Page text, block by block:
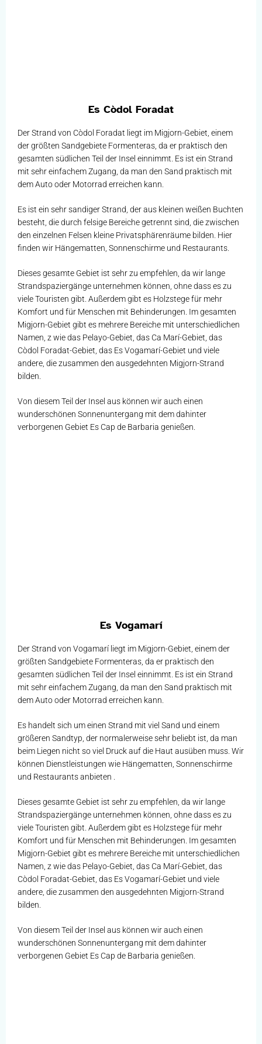
Es Còdol Foradat
Der Strand von Còdol Foradat liegt im Migjorn-Gebiet, einem
der größten Sandgebiete Formenteras, da er praktisch den
gesamten südlichen Teil der Insel einnimmt. Es ist ein Strand
mit sehr einfachem Zugang, da man den Sand praktisch mit
dem Auto oder Motorrad erreichen kann.
Es ist ein sehr sandiger Strand, der aus kleinen weißen Buchten
besteht, die durch felsige Bereiche getrennt sind, die zwischen
den einzelnen Felsen kleine Privatsphärenräume bilden. Hier
finden wir Hängematten, Sonnenschirme und Restaurants.
Dieses gesamte Gebiet ist sehr zu empfehlen, da wir lange
Strandspaziergänge unternehmen können, ohne dass es zu
viele Touristen gibt. Außerdem gibt es Holzstege für mehr
Komfort und für Menschen mit Behinderungen. Im gesamten
Migjorn-Gebiet gibt es mehrere Bereiche mit unterschiedlichen
Namen, z wie das Pelayo-Gebiet, das Ca Marí-Gebiet, das
Còdol Foradat-Gebiet, das Es Vogamarí-Gebiet und viele
andere, die zusammen den ausgedehnten Migjorn-Strand
bilden.
Von diesem Teil der Insel aus können wir auch einen
wunderschönen Sonnenuntergang mit dem dahinter
verborgenen Gebiet Es Cap de Barbaria genießen.
Es Vogamarí
Der Strand von Vogamarí liegt im Migjorn-Gebiet, einem der
größten Sandgebiete Formenteras, da er praktisch den
gesamten südlichen Teil der Insel einnimmt. Es ist ein Strand
mit sehr einfachem Zugang, da man den Sand praktisch mit
dem Auto oder Motorrad erreichen kann.
Es handelt sich um einen Strand mit viel Sand und einem
größeren Sandtyp, der normalerweise sehr beliebt ist, da man
beim Liegen nicht so viel Druck auf die Haut ausüben muss. Wir
können Dienstleistungen wie Hängematten, Sonnenschirme
und Restaurants anbieten .
Dieses gesamte Gebiet ist sehr zu empfehlen, da wir lange
Strandspaziergänge unternehmen können, ohne dass es zu
viele Touristen gibt. Außerdem gibt es Holzstege für mehr
Komfort und für Menschen mit Behinderungen. Im gesamten
Migjorn-Gebiet gibt es mehrere Bereiche mit unterschiedlichen
Namen, z wie das Pelayo-Gebiet, das Ca Marí-Gebiet, das
Còdol Foradat-Gebiet, das Es Vogamarí-Gebiet und viele
andere, die zusammen den ausgedehnten Migjorn-Strand
bilden.
Von diesem Teil der Insel aus können wir auch einen
wunderschönen Sonnenuntergang mit dem dahinter
verborgenen Gebiet Es Cap de Barbaria genießen.